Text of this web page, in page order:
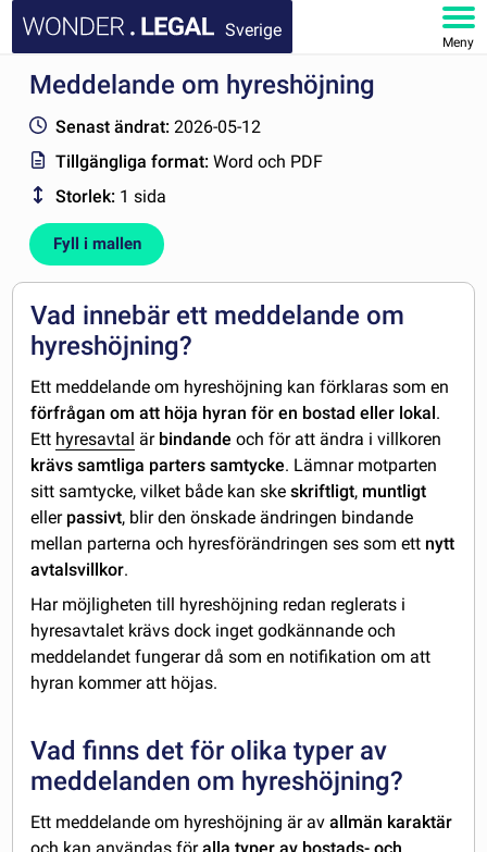
Sverige
Meny
STARTSIDA
DOKUMENT
FAQ
MITT KONTO
Meddelande om hyreshöjning
Senast ändrat: 2026-05-12
Tillgängliga format:Word och PDF
Storlek: 1 sida
Fyll i mallen
Vad innebär ett meddelande om
hyreshöjning?
Ett meddelande om hyreshöjning kan förklaras som en
förfrågan om att höja hyran för en bostad eller lokal .
Ett hyresavtal är bindande och för att ändra i villkoren
krävs samtliga parters samtycke. Lämnar motparten
sitt samtycke, vilket både kan skeskriftligt, muntligt
eller passivt, blir den önskade ändringen bindande
mellan parterna och hyresförändringen ses som ett nytt
avtalsvillkor.
Har möjligheten till hyreshöjning redan reglerats i
hyresavtalet krävs dock inget godkännande och
meddelandet fungerar då som en notifikation om att
hyran kommer att höjas.
Vad finns det för olika typer av
meddelanden om hyreshöjning?
Ett meddelande om hyreshöjning är avallmän karaktär